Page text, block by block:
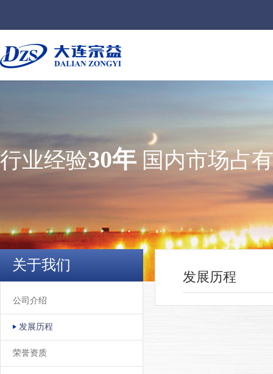
行业经验30年 国内市场占
关于我们
公司介绍
发展历程
荣誉资质
发展历程